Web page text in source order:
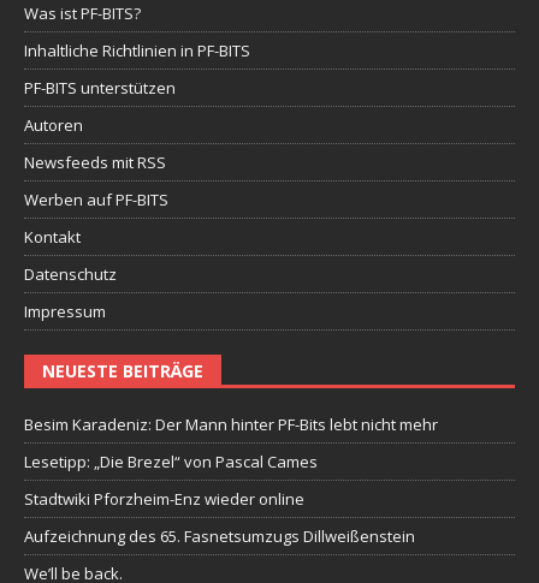
Was ist PF-BITS?
Inhaltliche Richtlinien in PF-BITS
PF-BITS unterstützen
Autoren
Newsfeeds mit RSS
Werben auf PF-BITS
Kontakt
Datenschutz
Impressum
NEUESTE BEITRÄGE
Besim Karadeniz: Der Mann hinter PF-Bits lebt nicht mehr
Lesetipp: „Die Brezel“ von Pascal Cames
Stadtwiki Pforzheim-Enz wieder online
Aufzeichnung des 65. Fasnetsumzugs Dillweißenstein
We’ll be back.